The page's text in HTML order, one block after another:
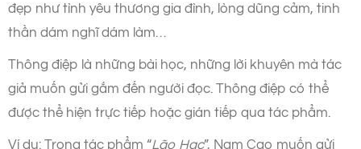
đẹp như tình yêu thương gia đình, lòng dũng cảm, tinh
thần dám nghĩ dám làm…
Thông điệp là những bài học, những lời khuyên mà tác
giả muốn gửi gắm đến người đọc. Thông điệp có thể
được thể hiện trực tiếp hoặc gián tiếp qua tác phẩm.
Ví dụ: Trong tác phẩm “Lão Hạc”, Nam Cao muốn gửi